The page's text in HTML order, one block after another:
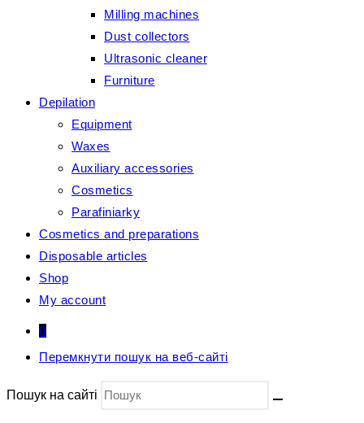
Milling machines
Dust collectors
Ultrasonic cleaner
Furniture
Depilation
Equipment
Waxes
Auxiliary accessories
Cosmetics
Parafiniarky
Cosmetics and preparations
Disposable articles
Shop
My account
0
Перемкнути пошук на веб-сайті
Пошук на сайті